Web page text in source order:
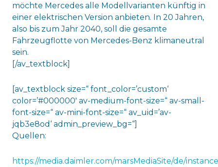
möchte Mercedes alle Modellvarianten künftig in
einer elektrischen Version anbieten. In 20 Jahren,
also bis zum Jahr 2040, soll die gesamte
Fahrzeugflotte von Mercedes-Benz klimaneutral
sein.
[/av_textblock]
[av_textblock size=“ font_color=’custom‘
color=’#000000′ av-medium-font-size=“ av-small-
font-size=“ av-mini-font-size=“ av_uid=’av-
jqb3e8od‘ admin_preview_bg=“]
Quellen:
https://media.daimler.com/marsMediaSite/de/